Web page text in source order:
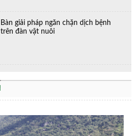
Bàn giải pháp ngăn chặn dịch bệnh
trên đàn vật nuôi